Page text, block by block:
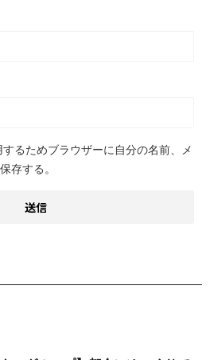
るためブラウザーに自分の名前、メ
存する。